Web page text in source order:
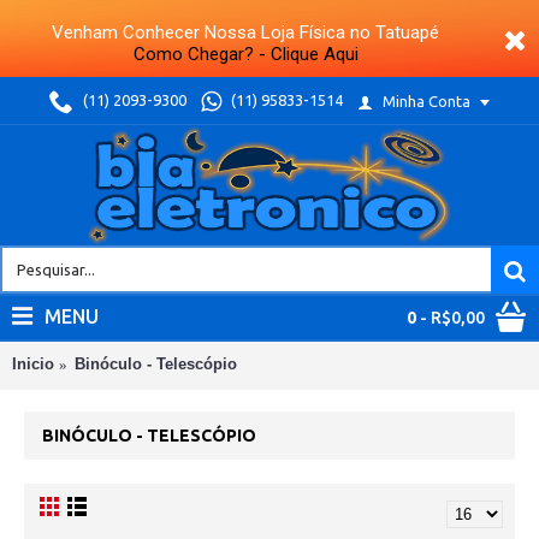
Venham Conhecer Nossa Loja Física no Tatuapé
Como Chegar? - Clique Aqui
(11) 2093-9300 (11) 95833-1514 Minha Conta
0 - R$0,00
MENU
Inicio Binóculo - Telescópio
BINÓCULO - TELESCÓPIO